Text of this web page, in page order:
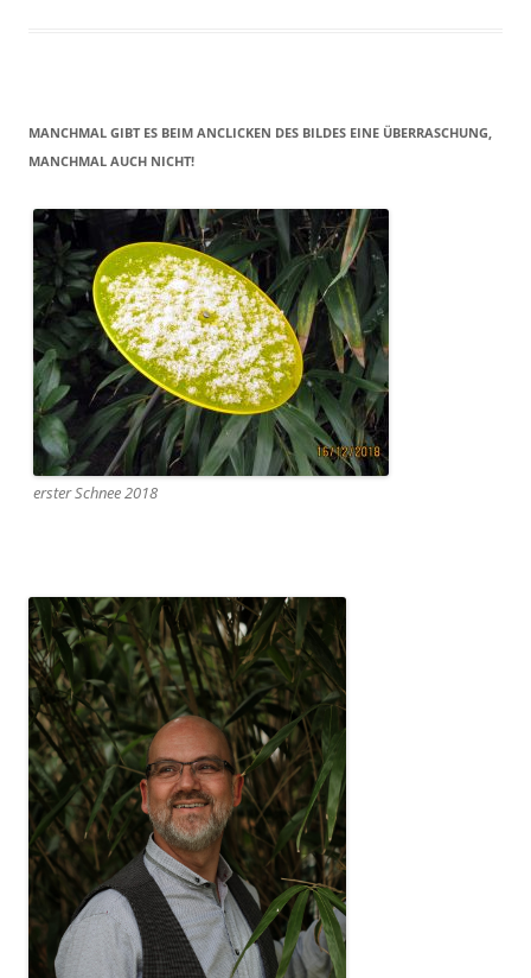
MANCHMAL GIBT ES BEIM ANCLICKEN DES BILDES EINE ÜBERRASCHUNG,
MANCHMAL AUCH NICHT!
erster Schnee 2018